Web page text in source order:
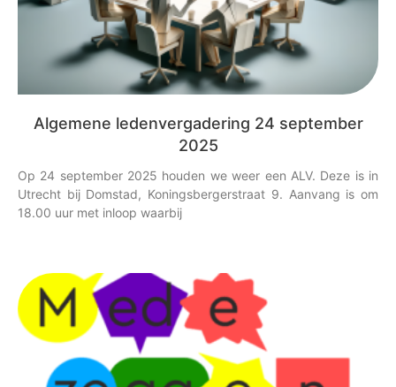
Algemene ledenvergadering 24 september
2025
Op 24 september 2025 houden we weer een ALV. Deze is in
Utrecht bij Domstad, Koningsbergerstraat 9. Aanvang is om
18.00 uur met inloop waarbij